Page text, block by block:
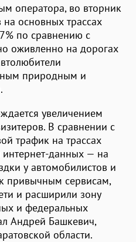
оператора, во вторник
основных трассах
по сравнению с
оживленно на дорогах
природным и
увеличением
В сравнении с
трафик на трассах
данных — на
у автомобилистов и
привычным сервисам,
и расширили зону
и федеральных
Андрей Башкевич,
области.